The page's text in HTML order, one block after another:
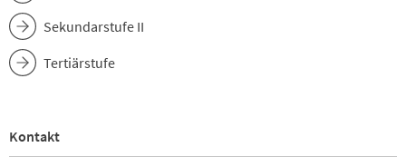
Sekundarstufe II
Tertiärstufe
Kontakt